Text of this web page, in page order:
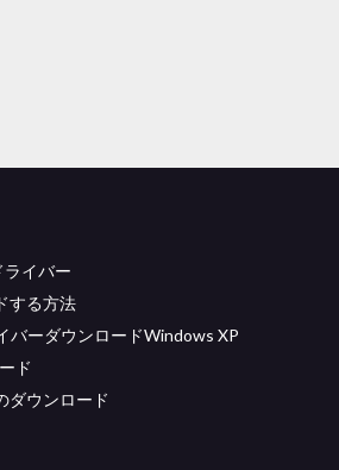
イバー
する方法
バーダウンロードWindows XP
ド
ダウンロード